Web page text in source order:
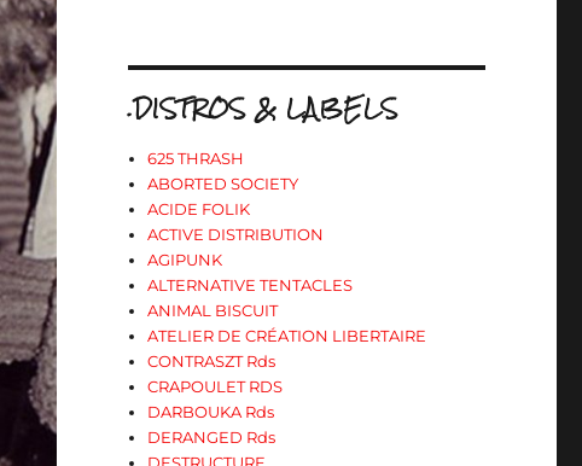
.DISTROS & LABELS
625 THRASH
ABORTED SOCIETY
ACIDE FOLIK
ACTIVE DISTRIBUTION
AGIPUNK
ALTERNATIVE TENTACLES
ANIMAL BISCUIT
ATELIER DE CRÉATION LIBERTAIRE
CONTRASZT Rds
CRAPOULET RDS
DARBOUKA Rds
DERANGED Rds